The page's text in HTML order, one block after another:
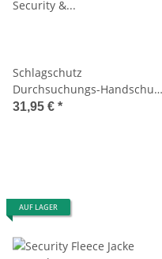
Schlagschutz
Durchsuchungs-Handschuh
Security & Türsteher
31,95 € *
AUF LAGER